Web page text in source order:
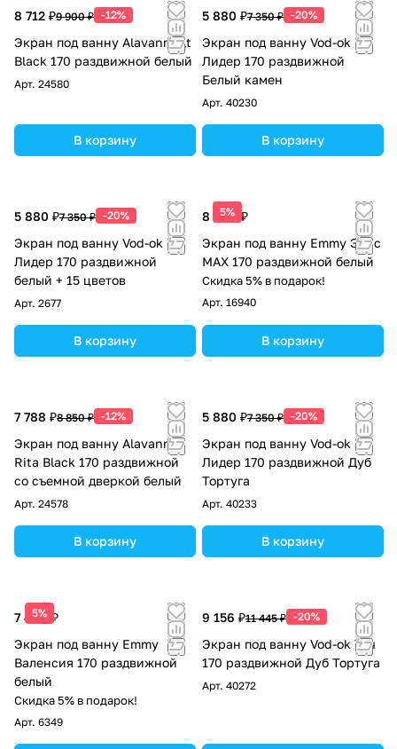
8 712 ₽9 900 ₽ -12%
Экран под ванну Alavann Alt
Black 170 раздвижной белый
Арт. 24580
В корзину
5 880 ₽7 350 ₽ -20%
Экран под ванну Vod-ok
Лидер 170 раздвижной
Белый камен
Арт. 40230
В корзину
5 880 ₽7 350 ₽ -20%
Экран под ванну Vod-ok
Лидер 170 раздвижной
белый + 15 цветов
Арт. 2677
В корзину
5%
8 090 ₽
Экран под ванну Emmy Элис
MAX 170 раздвижной белый
Скидка 5% в подарок!
Арт. 16940
В корзину
7 788 ₽8 850 ₽ -12%
Экран под ванну Alavann
Rita Black 170 раздвижной
со съемной дверкой белый
Арт. 24578
В корзину
5 880 ₽7 350 ₽ -20%
Экран под ванну Vod-ok
Лидер 170 раздвижной Дуб
Тортуга
Арт. 40233
В корзину
5%
7 490 ₽
Экран под ванну Emmy
Валенсия 170 раздвижной
белый
Скидка 5% в подарок!
Арт. 6349
9 156 ₽11 445 ₽ -20%
Экран под ванну Vod-ok Тач
170 раздвижной Дуб Тортуга
Арт. 40272